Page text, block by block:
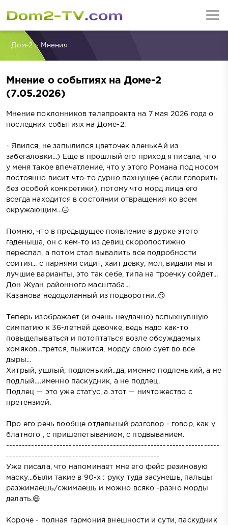
Дом-2» Мнения
Мнение о событиях на Доме-2
(7.05.2026)
Мнение поклонников телепроекта на 7 мая 2026 года о
последних событиях на Доме-2.
- Явился, не запылился цветочек аленькАй из
забегаловки...) Еще в прошлый его приход я писала, что
у меня такое впечатление, что у этого Романа под носом
постоянно висит что-то дурно пахнущее (если говорить
без особой конкретики), потому что морд лица его
всегда находится в состоянии отвращения ко всем
окружающим...😑
Помню, что в предыдущее появление в дурке этого
гаденыша, он с кем-то из девиц скоропостижно
переспал, а потом стал вывалить все подробности
соития... с парнями сидит, хаит девку, мол, видали мы и
лучшие варианты, это так себе, типа на троечку сойдет...
Дон Жуан районного масштаба...
Казанова недоделанный из подворотни..😏
Теперь изображает (и очень неудачно) вспыхнувшую
симпатию к 36-летней девочке, ведь надо как-то
повыделываться и потоптаться возле обсуждаемых
хомяков...трется, пыжится, морду свою сует во все
дыры...
Хитрый, ушлый, подленький..да, именно подленький, а не
подлый....именно паскудник, а не подлец.
Подлец — это уже статус, а этот — ничтожество с
претензией.
Про его речь вообще отдельный разговор - говор, как у
блатного , с пришепетыванием, с подвыванием.
--------------------------------------------------------------------
-------------------------------------------------
Уже писала, что напоминает мне его фейс резиновую
маску...были такие в 90-х : руку туда засунешь, пальцы
разжимаешь/сжимаешь и можно всяко -разно морды
делать.😄
Короче - полная гармония внешности и сути, паскудник